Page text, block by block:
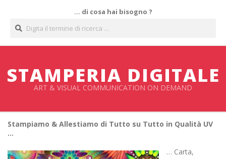
contenuto
… di cosa hai bisogno ?
STAMPERIA DIGITALE
ART & VISUAL COMMUNICATION ON DEMAND
Stampiamo & Allestiamo di Tutto su Tutto in Qualità UV
…
… Carta,